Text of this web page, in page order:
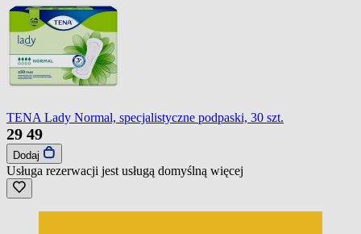
TENA Lady Normal, specjalistyczne podpaski, 30 szt.
29 49
Dodaj
Usługa rezerwacji jest usługą domyślną więcej